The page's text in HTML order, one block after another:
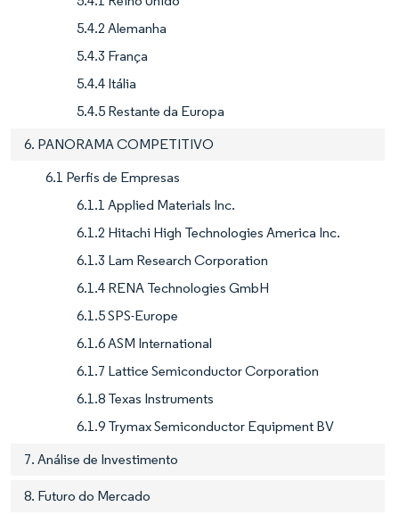
5.4.2 Alemanha
5.4.3 França
5.4.4 Itália
5.4.5 Restante da Europa
6. PANORAMA COMPETITIVO
6.1 Perfis de Empresas
6.1.1 Applied Materials Inc.
6.1.2 Hitachi High Technologies America Inc.
6.1.3 Lam Research Corporation
6.1.4 RENA Technologies GmbH
6.1.5 SPS-Europe
6.1.6 ASM International
6.1.7 Lattice Semiconductor Corporation
6.1.8 Texas Instruments
6.1.9 Trymax Semiconductor Equipment BV
7. Análise de Investimento
8. Futuro do Mercado